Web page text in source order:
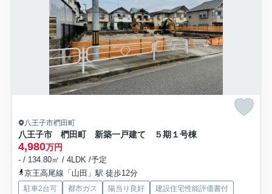
八王子市椚田町
八王子市 椚田町 新築一戸建て ５期 １号棟
4,980万円
- / 134.80㎡ / 4LDK /予定
京王高尾線「山田」駅 徒歩12分
駐車2台可 都市ガス 陽当り良好
建設住宅性能評価書付